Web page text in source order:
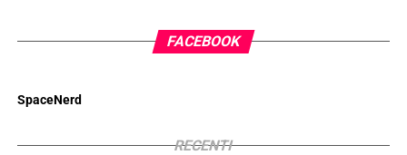
FACEBOOK
SpaceNerd
RECENTI